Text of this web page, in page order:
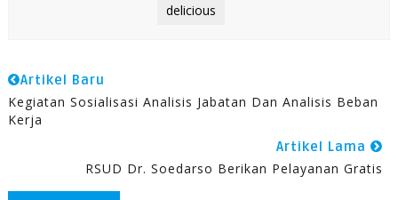
delicious
Artikel Baru
Kegiatan Sosialisasi Analisis Jabatan Dan Analisis Beban
Kerja
Artikel Lama
RSUD Dr. Soedarso Berikan Pelayanan Gratis